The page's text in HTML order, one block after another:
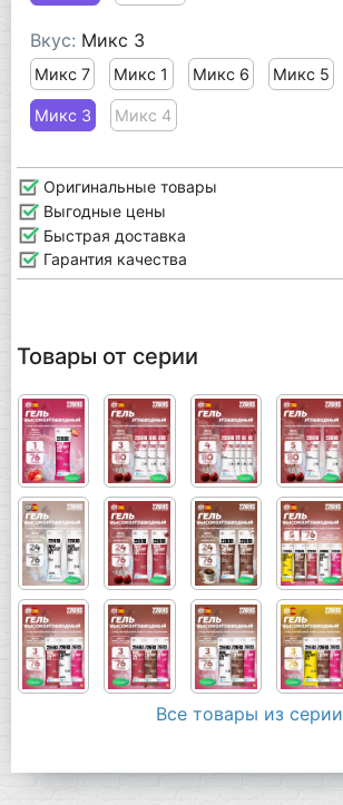
Вкус: Микс 3
Микс 7 Микс 1 Микс 6 Микс 5
Микс 3 Микс 4
Оригинальные товары
Выгодные цены
Быстрая доставка
Гарантия качества
Товары от серии
Все товары из серии